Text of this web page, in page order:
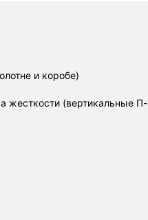
и коробе)
жесткости (вертикальные П-